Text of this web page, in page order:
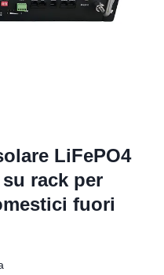
LiFePO4
rack per
fuori